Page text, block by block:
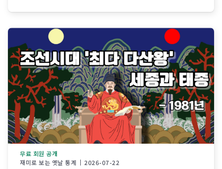
가 발표한 '네이처 인덱스 2026'​에 따르면 중국은 국가별 연구 기
여도 순위에서
재미로 보는 옛날 통계 2026-07-22
무료 회원 공개